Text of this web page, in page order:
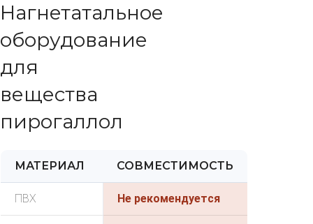
Нагнетатальное
оборудование
для
вещества
пирогаллол
МАТЕРИАЛ СОВМЕСТИМОСТЬ
ПВХ Не рекомендуется